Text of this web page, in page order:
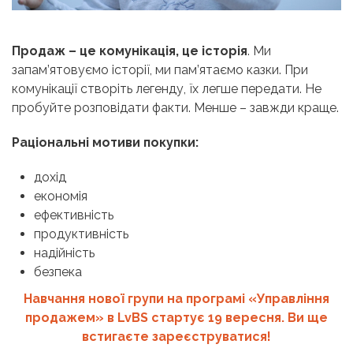
Продаж – це комунікація, це історія. Ми
запам’ятовуємо історії, ми пам’ятаємо казки. При
комунікації створіть легенду, їх легше передати. Не
пробуйте розповідати факти. Менше – завжди краще.
Раціональні мотиви покупки:
дохід
економія
ефективність
продуктивність
надійність
безпека
Навчання нової групи на програмі «Управління
продажем» в LvBS стартує 19 вересня. Ви ще
встигаєте зареєструватися!